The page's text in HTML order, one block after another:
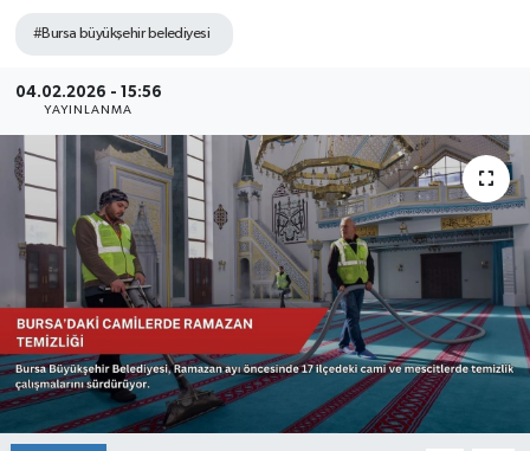
#Bursa büyükşehir belediyesi
04.02.2026 - 15:56
YAYINLANMA
Gündem
Magazin
Sağlık
Siyaset
Spor
Teknoloji
Türkiye
Son Dakika Haberleri
Haber Arşivi